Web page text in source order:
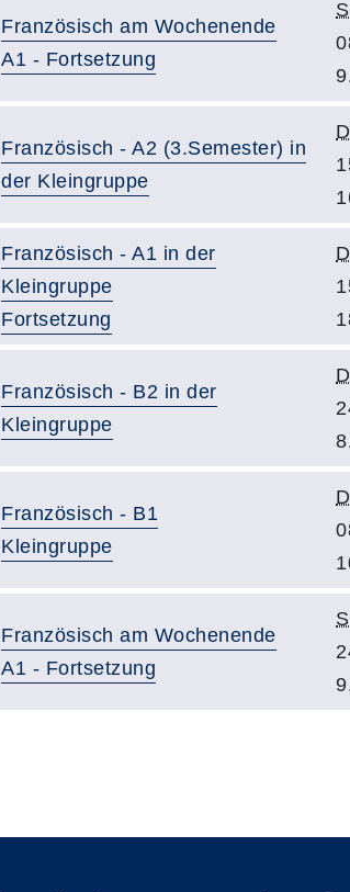
Französisch am Wochenende
A1 - Fortsetzung
Französisch - A2 (3.Semester) in
der Kleingruppe
Französisch - A1 in der
Kleingruppe
Fortsetzung
Französisch - B2 in der
Kleingruppe
Französisch - B1
Kleingruppe
Französisch am Wochenende
A1 - Fortsetzung